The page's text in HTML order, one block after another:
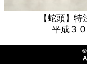
【蛇頭】 特
平成３
©